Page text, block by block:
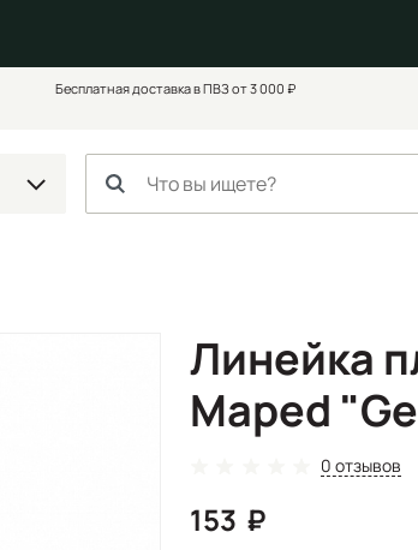
Бесплатная доставка в ПВЗ от 3 000 ₽
Линейка
Maped
0 отзывов
153